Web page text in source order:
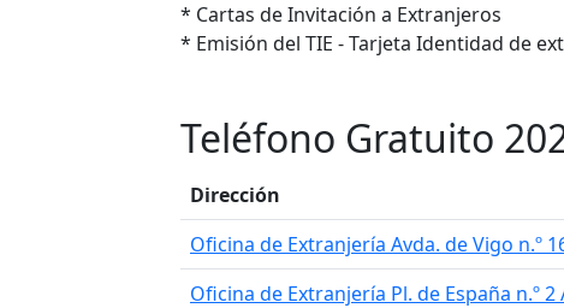
* Cartas de Invitación a Extranjeros
* Emisión del TIE - Tarjeta Identidad de
Teléfono Gratuito
Dirección
Oficina de Extranjería Avda. de Vigo n.º
Oficina de Extranjería Pl. de España n.º